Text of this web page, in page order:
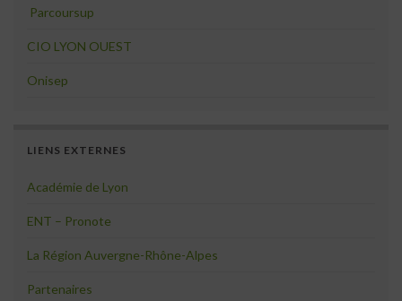
Parcoursup
CIO LYON OUEST
Onisep
LIENS EXTERNES
Académie de Lyon
ENT – Pronote
La Région Auvergne-Rhône-Alpes
Partenaires